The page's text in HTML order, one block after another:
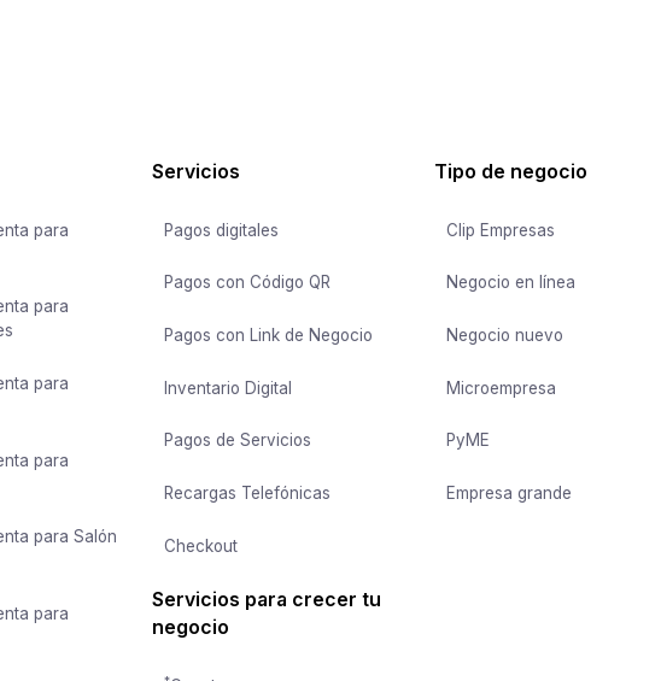
para
para
para
para
para Salón
para
Servicios
Pagos digitales
Pagos con Código QR
Pagos con Link de Negocio
Inventario Digital
Pagos de Servicios
Recargas Telefónicas
Checkout
Servicios para crecer tu
negocio
Tipo de negocio
Clip Empresas
Negocio en línea
Negocio nuevo
Microempresa
PyME
Empresa grande